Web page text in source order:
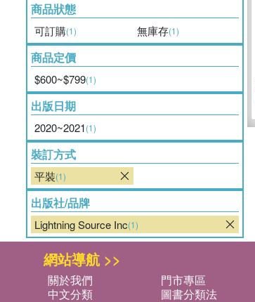
商品狀態
可訂購(1) 無庫存(1)
商品定價
$600~$799(1)
出版日期
2020~2021(1)
裝訂方式
平裝(1)
出版社/品牌
Lightning Source Inc(1)
網站導航 >>
關於我們 門市專區
中文分類
圖書分類法